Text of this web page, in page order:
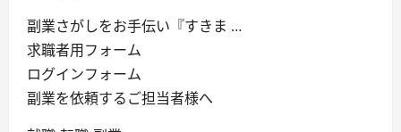
副業さがしをお手伝い『すきま …
求職者用フォーム
ログインフォーム
副業を依頼するご担当者様へ